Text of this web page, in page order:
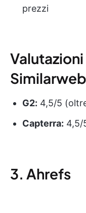
prezzi
Similarweb
G2: 4,5/5
Capterra: 4,5/
3. Ahrefs